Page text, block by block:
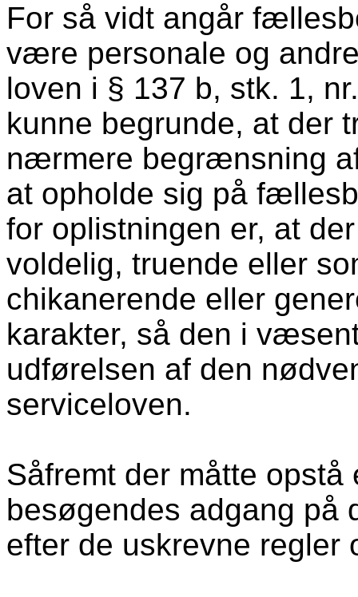
For så vidt angår
være personale og
loven i § 137 b, stk. 1,
kunne begrunde, at der
nærmere begrænsning
at opholde sig på
for oplistningen er, at
voldelig, truende eller
chikanerende eller
karakter, så den i
udførelsen af den
serviceloven.
Såfremt der måtte
besøgendes adgang på
efter de uskrevne